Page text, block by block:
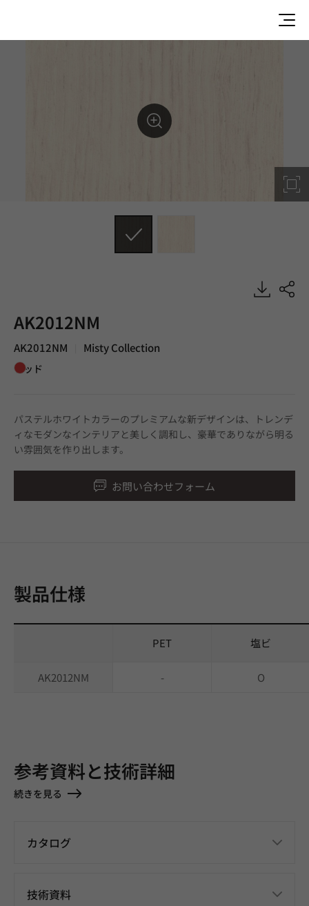
AK2012NM
AK2012NM Misty Collection
レッド
パステルホワイトカラーのプレミアムな新デザインは、トレンデ
ィなモダンなインテリアと美しく調和し、豪華でありながら明る
い雰囲気を作り出します。
お問い合わせフォーム
製品仕様
PET 塩ビ
AK2012NM - O
参考資料と技術詳細
続きを見る
カタログ
技術資料